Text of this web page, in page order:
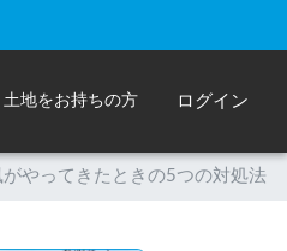
地をお持ちの方 ログイン
やってきたときの5つの対処法